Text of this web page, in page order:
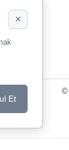
©
×
Et